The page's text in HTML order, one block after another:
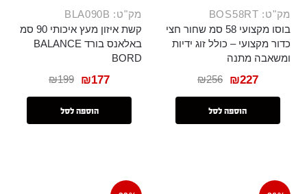
מק"ט: BOS58RT
בוסו מקצועי 58 סמ שחור חצי
כדור מקצועי – כולל זוג ידיות
ומשאבה מתנה
₪256 ₪227
הוספה לסל
מק"ט: BLA090B
קשת איזון מעץ איכותי 90 סמ
באלאנס בורד BALANCE
BORD
₪199 ₪177
הוספה לסל